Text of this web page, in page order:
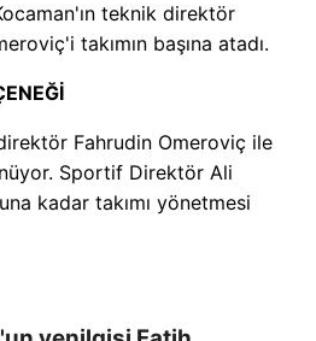
teknik direktör
takımın başına atadı.
Fahrudin Omeroviç ile
Sportif Direktör Ali
kadar takımı yönetmesi